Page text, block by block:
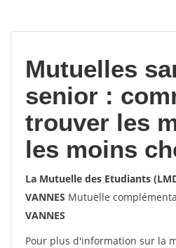
Mutuelles
senior :
trouver les
les moins
La Mutuelle des Etudiants
VANNES Mutuelle
VANNES
Pour plus d'information sur la